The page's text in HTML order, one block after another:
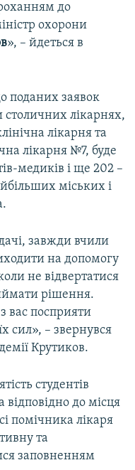
до
охорони
», – йдеться в
поданих заявок
лікарнях,
лікарня та
лікарня №7, буде
медиків і ще 202 –
міських і
завжди вчили
на допомогу
не відвертатися
рішення.
вас посприяти
сил», – звернувся
Крутиков.
студентів
відповідно до місця
помічника лікаря
та
заповненням